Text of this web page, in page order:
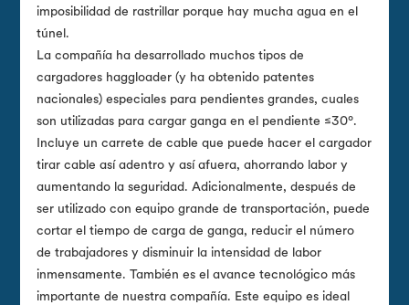
imposibilidad de rastrillar porque hay mucha agua en el
túnel.
La compañía ha desarrollado muchos tipos de
cargadores haggloader (y ha obtenido patentes
nacionales) especiales para pendientes grandes, cuales
son utilizadas para cargar ganga en el pendiente ≤30º.
Incluye un carrete de cable que puede hacer el cargador
tirar cable así adentro y así afuera, ahorrando labor y
aumentando la seguridad. Adicionalmente, después de
ser utilizado con equipo grande de transportación, puede
cortar el tiempo de carga de ganga, reducir el número
de trabajadores y disminuir la intensidad de labor
inmensamente. También es el avance tecnológico más
importante de nuestra compañía. Este equipo es ideal